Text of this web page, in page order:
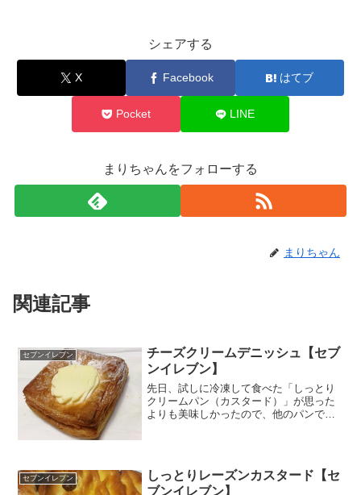
シェアする
X Facebook はてブ
Pocket LINE
まりちゃんをフォローする
まりちゃん
関連記事
セブンイレブン
チーズクリームデニッシュ【セブ
ンイレブン】
先日、試しに冷凍して食べた「しっとり
クリームパン（カスタード）」が思った
よりも美味しかったので、他のパンでも
(´▽`*)菓子パンで最...
セブンイレブン
しっとりレーズンカスタード【セ
ブンイレブン】